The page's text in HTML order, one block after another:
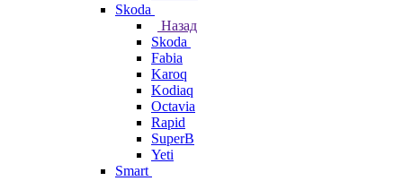
Skoda
Назад
Skoda
Fabia
Karoq
Kodiaq
Octavia
Rapid
SuperB
Yeti
Smart